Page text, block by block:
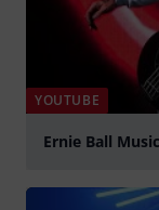
YOUTUBE
Ernie Ball